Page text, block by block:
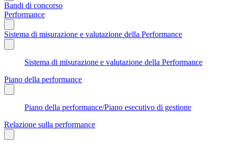
Bandi di concorso
Performance
Sistema di misurazione e valutazione della Performance
Sistema di misurazione e valutazione della Performance
Piano della performance
Piano della performance/Piano esecutivo di gestione
Relazione sulla performance